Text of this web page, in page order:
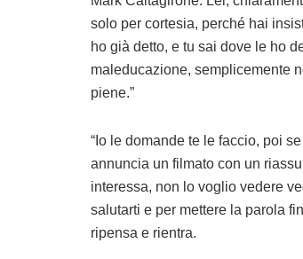
solo per cortesia, perché hai
ho già detto, e tu sai dove le ho
maleducazione, semplicemente
piene.”
“Io le domande te le faccio, poi
annuncia un filmato con un
interessa, non lo voglio vedere
salutarti e per mettere la parola
ripensa e rientra.